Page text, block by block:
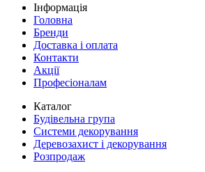
Інформація
Головна
Бренди
Доставка і оплата
Контакти
Акції
Професіоналам
Каталог
Будівельна група
Системи декорування
Деревозахист і декорування
Розпродаж